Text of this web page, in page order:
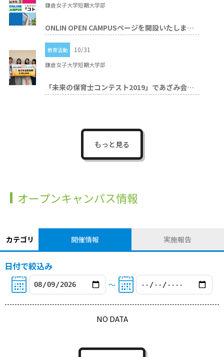
鎌倉女子大学短期大学部
ONLIN OPEN CAMPUSページを開設いたしました。
教育活動 10/31
鎌倉女子大学短期大学部
「未来の保育士コンテスト2019」であざみ会特別賞を受賞いたしました！
もっと見る
オープンキャンパス情報
カテゴリ 開催情報 実施報告
日付で絞込み
〜
NO DATA